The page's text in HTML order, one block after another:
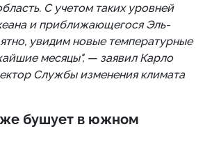
С учетом таких уровней
и приближающегося Эль-
увидим новые температурные
месяцы", — заявил Карло
Службы изменения климата
бушует в южном